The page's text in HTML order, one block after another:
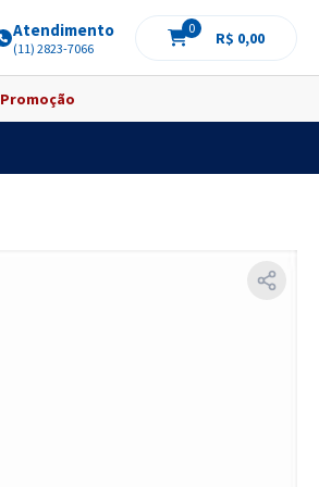
Atendimento
(11) 2823-7066
0
R$ 0,00
Promoção